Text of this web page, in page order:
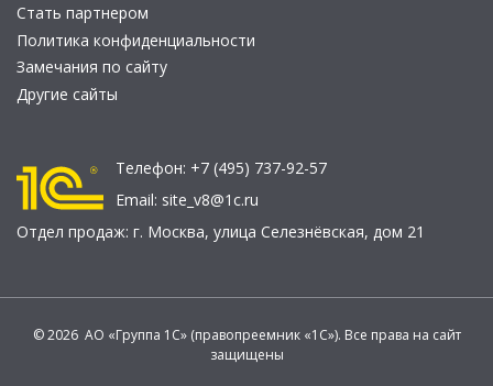
Стать партнером
Политика конфиденциальности
Замечания по сайту
Другие сайты
Телефон: +7 (495) 737-92-57
Email: site_v8@1c.ru
Отдел продаж: г. Москва, улица Селезнёвская, дом 21
© 2026 АО «Группа 1С» (правопреемник «1С»). Все права на сайт
защищены